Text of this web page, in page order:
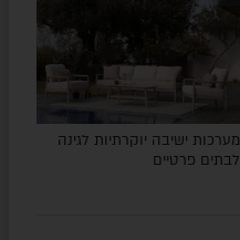
מערכות ישיבה יוקרתיות לגינה
לבתים פרטיים